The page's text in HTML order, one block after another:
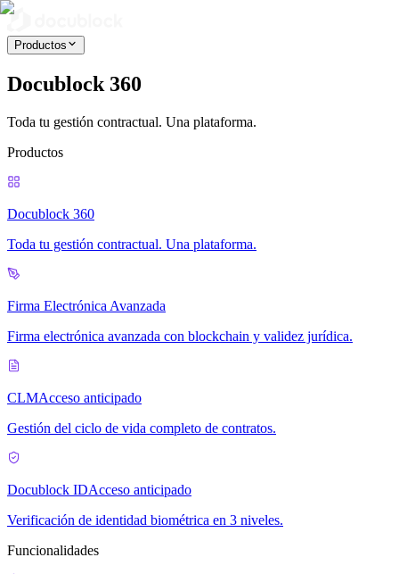
Productos
Docublock 360
Toda tu gestión contractual. Una plataforma.
Productos
Docublock 360
Toda tu gestión contractual. Una plataforma.
Firma Electrónica Avanzada
Firma electrónica avanzada con blockchain y validez jurídica.
CLMAcceso anticipado
Gestión del ciclo de vida completo de contratos.
Docublock IDAcceso anticipado
Verificación de identidad biométrica en 3 niveles.
Funcionalidades